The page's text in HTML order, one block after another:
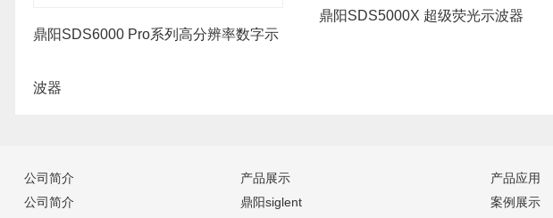
鼎阳SDS6000 Pro系列高分辨率数字示
波器
鼎阳SDS5000X 超级荧光示波器
公司简介
公司简介
产品展示
鼎阳siglent
产品应用
案例展示